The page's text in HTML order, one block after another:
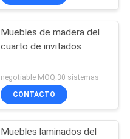
Muebles de madera del
cuarto de invitados
negotiable MOQ:30 sistemas
CONTACTO
Muebles laminados del